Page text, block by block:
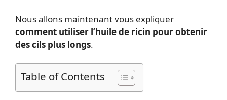
Nous allons maintenant vous expliquer
comment utiliser l’huile de ricin pour obtenir
des cils plus longs.
Table of Contents